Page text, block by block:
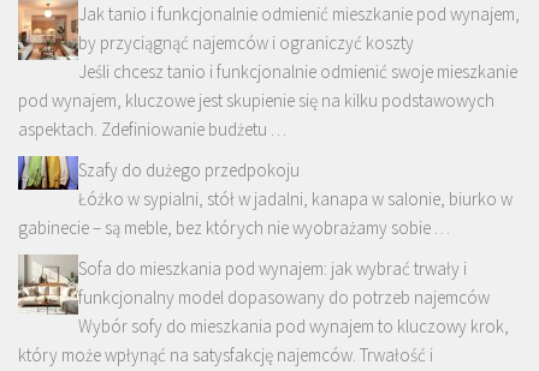
Jak tanio i funkcjonalnie odmienić mieszkanie pod wynajem,
by przyciągnąć najemców i ograniczyć koszty
Jeśli chcesz tanio i funkcjonalnie odmienić swoje mieszkanie
pod wynajem, kluczowe jest skupienie się na kilku podstawowych
aspektach. Zdefiniowanie budżetu …
Szafy do dużego przedpokoju
Łóżko w sypialni, stół w jadalni, kanapa w salonie, biurko w
gabinecie – są meble, bez których nie wyobrażamy sobie …
Sofa do mieszkania pod wynajem: jak wybrać trwały i
funkcjonalny model dopasowany do potrzeb najemców
Wybór sofy do mieszkania pod wynajem to kluczowy krok,
który może wpłynąć na satysfakcję najemców. Trwałość i